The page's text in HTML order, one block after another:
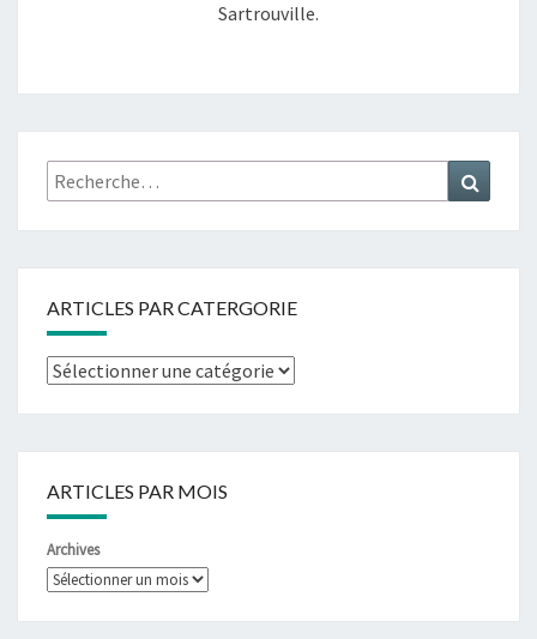
Sartrouville.
ARTICLES PAR CATERGORIE
ARTICLES PAR MOIS
Archives